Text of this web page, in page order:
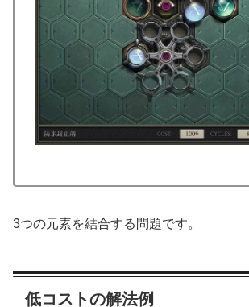
3つの元素を結合する問題です。
低コストの解法例